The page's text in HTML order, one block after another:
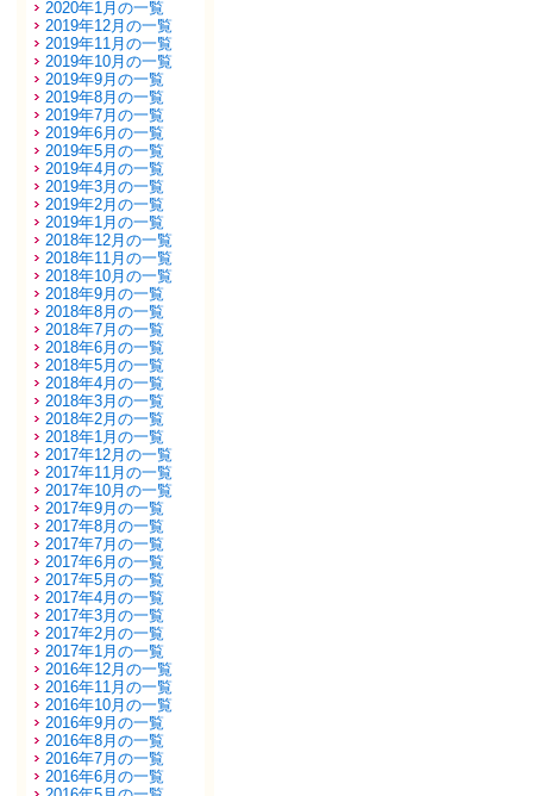
2020年1月の一覧
2019年12月の一覧
2019年11月の一覧
2019年10月の一覧
2019年9月の一覧
2019年8月の一覧
2019年7月の一覧
2019年6月の一覧
2019年5月の一覧
2019年4月の一覧
2019年3月の一覧
2019年2月の一覧
2019年1月の一覧
2018年12月の一覧
2018年11月の一覧
2018年10月の一覧
2018年9月の一覧
2018年8月の一覧
2018年7月の一覧
2018年6月の一覧
2018年5月の一覧
2018年4月の一覧
2018年3月の一覧
2018年2月の一覧
2018年1月の一覧
2017年12月の一覧
2017年11月の一覧
2017年10月の一覧
2017年9月の一覧
2017年8月の一覧
2017年7月の一覧
2017年6月の一覧
2017年5月の一覧
2017年4月の一覧
2017年3月の一覧
2017年2月の一覧
2017年1月の一覧
2016年12月の一覧
2016年11月の一覧
2016年10月の一覧
2016年9月の一覧
2016年8月の一覧
2016年7月の一覧
2016年6月の一覧